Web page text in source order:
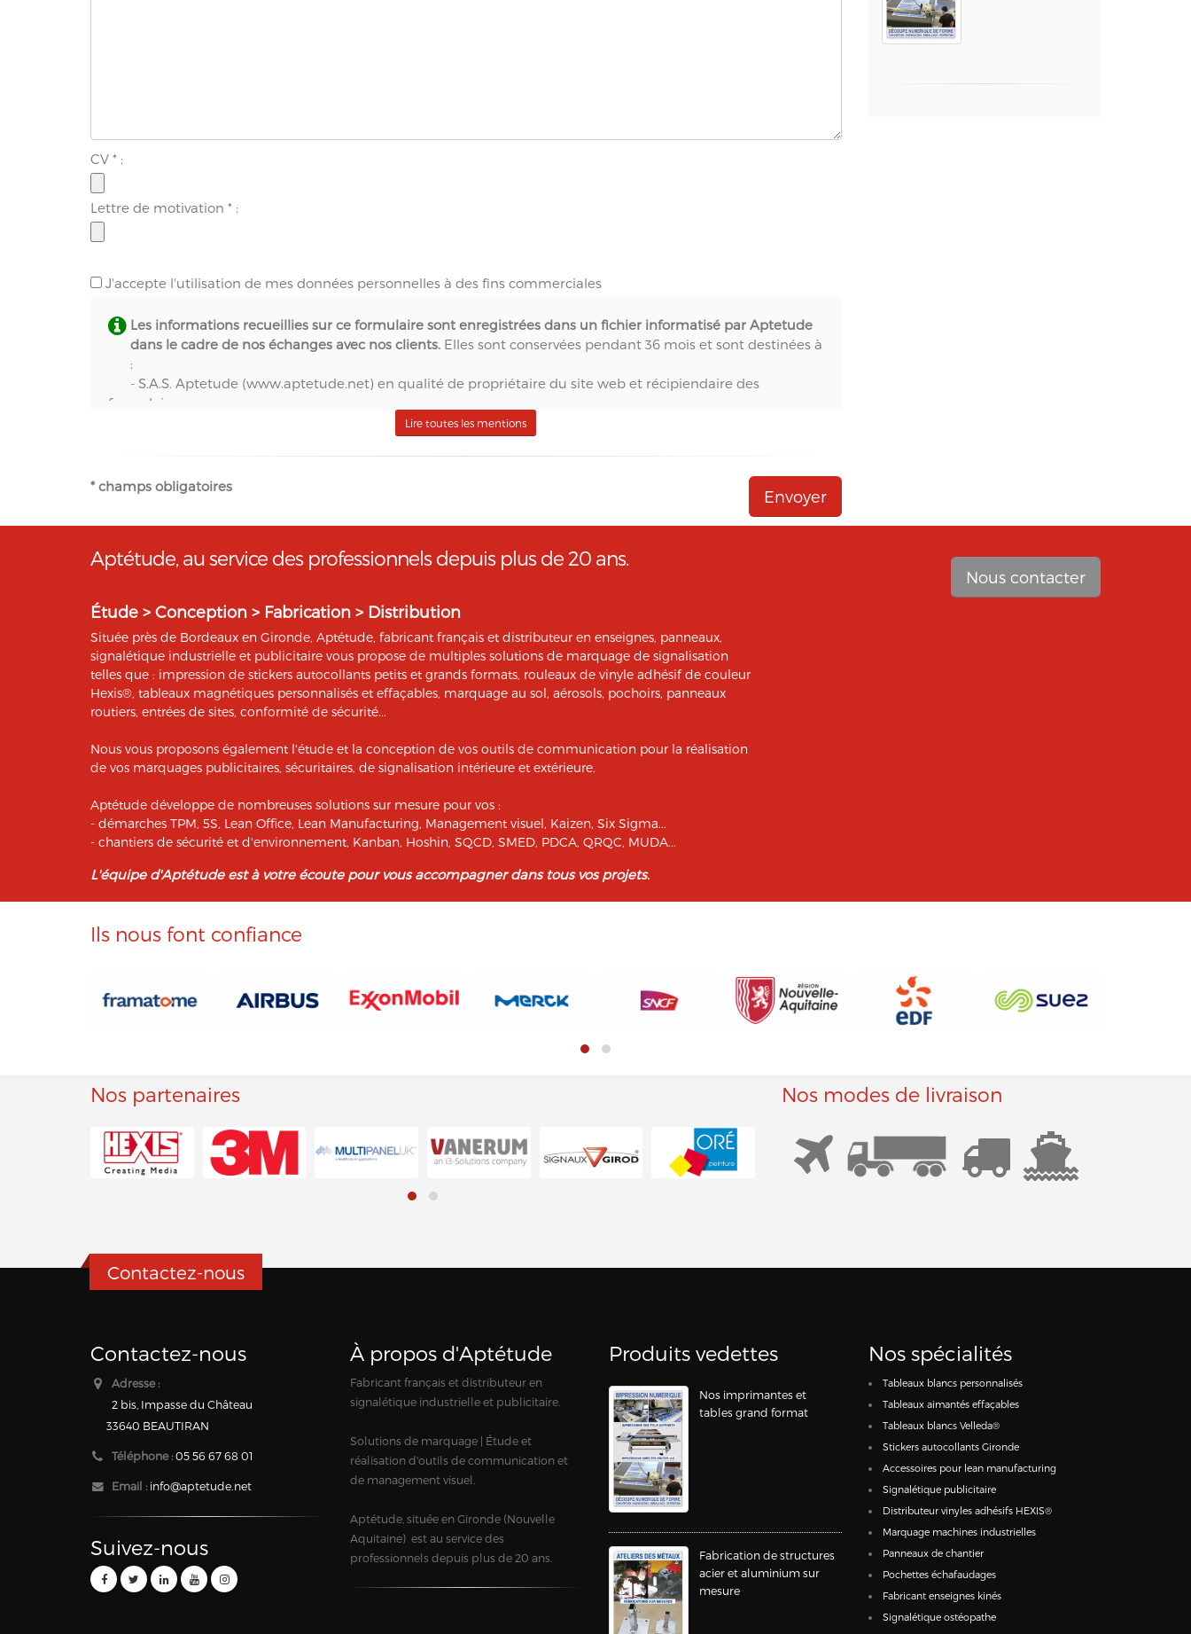
CV * :
Lettre de motivation * :
J'accepte l'utilisation de mes données personnelles à des fins commerciales
Les informations recueillies sur ce formulaire sont enregistrées dans un fichier informatisé par Aptetude
dans le cadre de nos échanges avec nos clients. Elles sont conservées pendant 36 mois et sont destinées à
:
- S.A.S. Aptetude (www.aptetude.net) en qualité de propriétaire du site web et récipiendaire des
formulaires,
- Natural-net (www.natural-net.fr) en qualité d'agence web,
- Kiubi (www.kiubi.com) en qualité d'opérateur technique du site web,
- OVH (www.ovh.com) en qualité d'hébergeur du site web,
- Sarbacane (www.sarbacane.com) en tant que solution marketing de référence pour l'envoi d'Emailing,
concernant et les faire rectifier en contactant M. Christophe PATRY, responsable technique web et des
Lire toutes les mentions
* champs obligatoires
Aptétude, au service des professionnels depuis plus de 20 ans.
Étude > Conception > Fabrication > Distribution
Située près de Bordeaux en Gironde, Aptétude, fabricant français et distributeur en enseignes, panneaux,
signalétique industrielle et publicitaire vous propose de multiples solutions de marquage de signalisation
telles que : impression de stickers autocollants petits et grands formats, rouleaux de vinyle adhésif de couleur
Hexis®, tableaux magnétiques personnalisés et effaçables, marquage au sol, aérosols, pochoirs, panneaux
routiers, entrées de sites, conformité de sécurité...
Nous vous proposons également l'étude et la conception de vos outils de communication pour la réalisation
de vos marquages publicitaires, sécuritaires, de signalisation intérieure et extérieure.
Aptétude développe de nombreuses solutions sur mesure pour vos :
- démarches TPM, 5S, Lean Office, Lean Manufacturing, Management visuel, Kaizen, Six Sigma...
- chantiers de sécurité et d'environnement, Kanban, Hoshin, SQCD, SMED, PDCA, QRQC, MUDA...
L'équipe d'Aptétude est à votre écoute pour vous accompagner dans tous vos projets.
Nous contacter
Ils nous font confiance
Nos partenaires Nos modes de livraison
Contactez-nous
Contactez-nous
Adresse :
2 bis, Impasse du Château
33640 BEAUTIRAN
Téléphone :05 56 67 68 01
Email : info@aptetude.net
Suivez-nous
À propos d'Aptétude
Fabricant français et distributeur en
signalétique industrielle et publicitaire.
Solutions de marquage | Étude et
réalisation d'outils de communication et
de management visuel.
Aptétude, située en Gironde (Nouvelle
Aquitaine) est au service des
professionnels depuis plus de 20 ans.
Produits vedettes
Nos imprimantes et
tables grand format
Fabrication de structures
acier et aluminium sur
mesure
Nos spécialités
Tableaux blancs personnalisés
Tableaux aimantés effaçables
Tableaux blancs Velleda®
Stickers autocollants Gironde
Accessoires pour lean manufacturing
Signalétique publicitaire
Distributeur vinyles adhésifs HEXIS®
Marquage machines industrielles
Panneaux de chantier
Pochettes échafaudages
Fabricant enseignes kinés
Signalétique ostéopathe